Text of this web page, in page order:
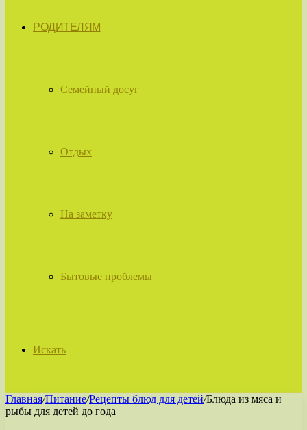
РОДИТЕЛЯМ
Семейный досуг
Отдых
На заметку
Бытовые проблемы
Искать
Главная/Питание/Рецепты блюд для детей/Блюда из мяса и
рыбы для детей до года